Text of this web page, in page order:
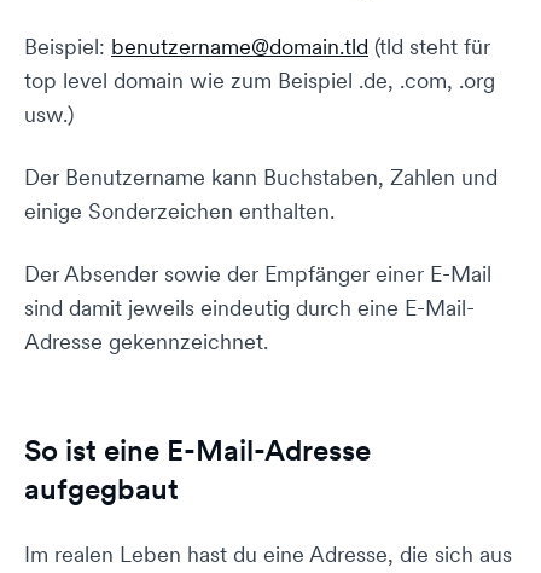
Beispiel: benutzername@domain.tld (tld steht für
top level domain wie zum Beispiel .de, .com, .org
usw.)
Der Benutzername kann Buchstaben, Zahlen und
einige Sonderzeichen enthalten.
Der Absender sowie der Empfänger einer E-Mail
sind damit jeweils eindeutig durch eine E-Mail-
Adresse gekennzeichnet.
So ist eine E-Mail-Adresse
aufgegbaut
Im realen Leben hast du eine Adresse, die sich aus